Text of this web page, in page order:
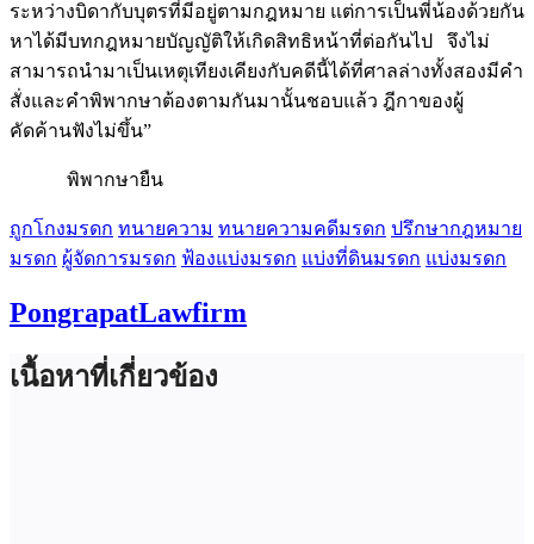
ระหว่างบิดากับบุตรที่มีอยู่ตามกฎหมาย แต่การเป็นพี่น้องด้วยกัน
หาได้มีบทกฎหมายบัญญัติให้เกิดสิทธิหน้าที่ต่อกันไป จึงไม่
สามารถนำมาเป็นเหตุเทียงเคียงกับคดีนี้ได้ที่ศาลล่างทั้งสองมีคำ
สั่งและคำพิพากษาต้องตามกันมานั้นชอบแล้ว ฎีกาของผู้
คัดค้านฟังไม่ขึ้น”
พิพากษายืน
ถูกโกงมรดก ทนายความ ทนายความคดีมรดก ปรึกษากฎหมาย
มรดก ผู้จัดการมรดก ฟ้องแบ่งมรดก แบ่งที่ดินมรดก แบ่งมรดก
PongrapatLawfirm
เนื้อหาที่เกี่ยวข้อง